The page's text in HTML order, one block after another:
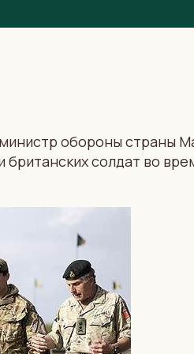
обороны страны
британских солдат во